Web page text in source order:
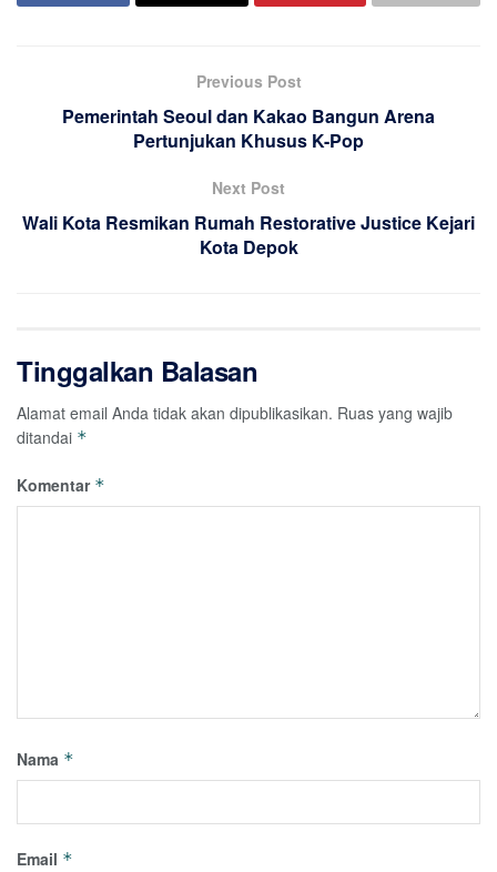
Previous Post
Pemerintah Seoul dan Kakao Bangun Arena
Pertunjukan Khusus K-Pop
Next Post
Wali Kota Resmikan Rumah Restorative Justice Kejari
Kota Depok
Tinggalkan Balasan
Alamat email Anda tidak akan dipublikasikan. Ruas yang wajib
ditandai *
Komentar *
Nama *
Email *